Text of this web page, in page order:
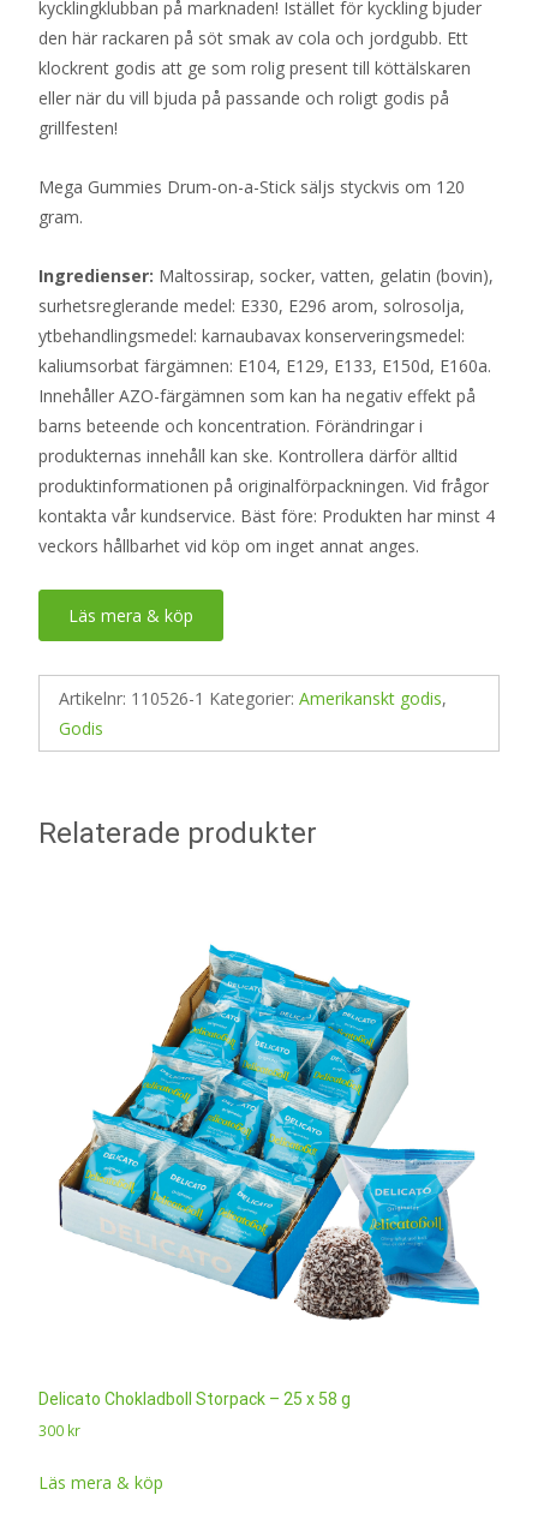
kycklingklubban på marknaden! Istället för kyckling bjuder
den här rackaren på söt smak av cola och jordgubb. Ett
klockrent godis att ge som rolig present till köttälskaren
eller när du vill bjuda på passande och roligt godis på
grillfesten!
Mega Gummies Drum-on-a-Stick säljs styckvis om 120
gram.
Ingredienser: Maltossirap, socker, vatten, gelatin (bovin),
surhetsreglerande medel: E330, E296 arom, solrosolja,
ytbehandlingsmedel: karnaubavax konserveringsmedel:
kaliumsorbat färgämnen: E104, E129, E133, E150d, E160a.
Innehåller AZO-färgämnen som kan ha negativ effekt på
barns beteende och koncentration. Förändringar i
produkternas innehåll kan ske. Kontrollera därför alltid
produktinformationen på originalförpackningen. Vid frågor
kontakta vår kundservice. Bäst före: Produkten har minst 4
veckors hållbarhet vid köp om inget annat anges.
Läs mera & köp
Artikelnr: 110526-1 Kategorier: Amerikanskt godis,
Godis
Relaterade produkter
Delicato Chokladboll Storpack – 25 x 58 g
300 kr
Läs mera & köp